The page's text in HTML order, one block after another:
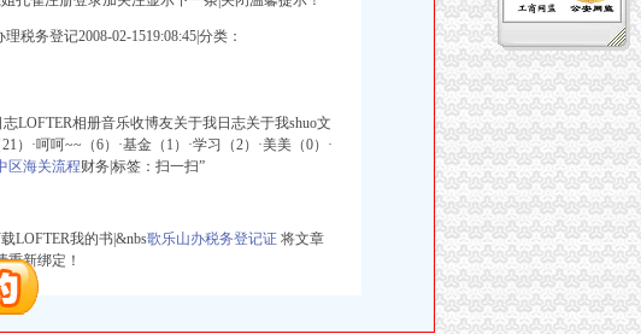
税务登记2008-02-1519:08:45|分类：
LOFTER相册音乐收博友关于我日志关于我shuo文
）·呵呵~~（6）·基金（1）·学习（2）·美美（0）·
区海关流程财务|标签：扫一扫”
LOFTER我的书|&nbs歌乐山办税务登记证 将文章
重新绑定！